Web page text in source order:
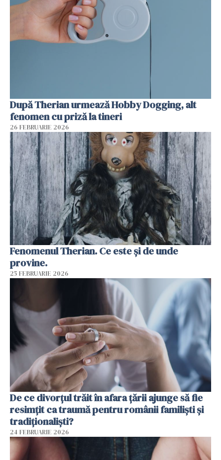
După Therian urmează Hobby Dogging, alt
fenomen cu priză la tineri
26 FEBRUARIE 2026
Fenomenul Therian. Ce este și de unde
provine.
25 FEBRUARIE 2026
De ce divorțul trăit în afara țării ajunge să fie
resimțit ca traumă pentru românii familiști și
tradiționaliști?
24 FEBRUARIE 2026